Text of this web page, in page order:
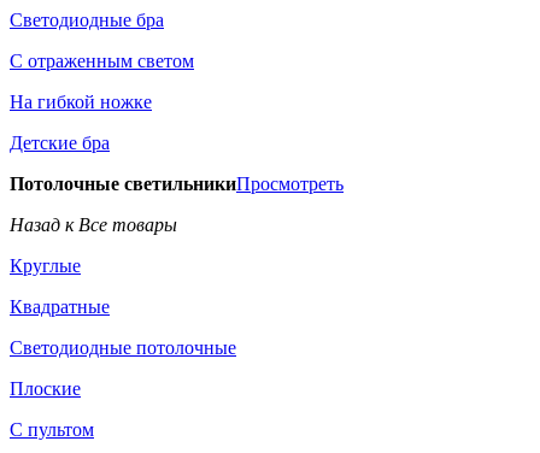
Светодиодные бра
С отраженным светом
На гибкой ножке
Детские бра
Потолочные светильникиПросмотреть
Назад к Все товары
Круглые
Квадратные
Светодиодные потолочные
Плоские
С пультом